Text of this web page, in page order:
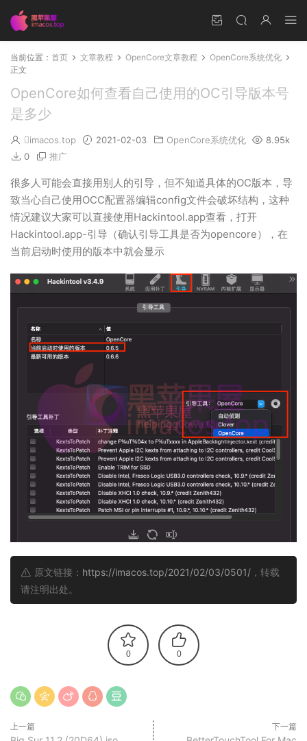
当前位置： 首页 文章教程 OpenCore文章教程
OpenCore系统优化
正文
OpenCore如何查看自己使用的OC引导版本号
是多少
imacos.top 2021-02-03 OpenCore系统优化
8.95k
0
推广
很多人可能会直接用别人的引导，但不知道具体的OC版本，导
致当心自己使用OCC配置器编辑config文件会破坏结构，这种
情况建议大家可以直接使用Hackintool.app查看，打开
Hackintool.app-引导（确认引导工具是否为opencore），在
当前启动时使用的版本中就会显示
原文链接： https://imacos.top/2021/02/03/0501/ ，转载
请注明出处。
0 0
上一篇 下一篇